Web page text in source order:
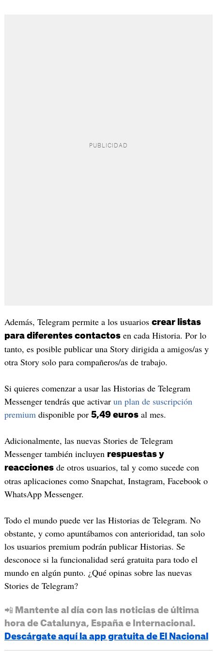
Además, Telegram permite a los usuarios crear listas
para diferentes contactosen cada Historia. Por lo
tanto, es posible publicar una Story dirigida a amigos/as y
otra Story solo para compañeros/as de trabajo.
Si quieres comenzar a usar las Historias de Telegram
Messenger tendrás que activar un plan de suscripción
premium disponible por 5,49 eurosal mes.
Adicionalmente, las nuevas Stories de Telegram
Messenger también incluyen respuestas y
reaccionesde otros usuarios, tal y como sucede con
otras aplicaciones como Snapchat, Instagram, Facebook o
WhatsApp Messenger.
Todo el mundo puede ver las Historias de Telegram. No
obstante, y como apuntábamos con anterioridad, tan solo
los usuarios premium podrán publicar Historias. Se
desconoce si la funcionalidad será gratuita para todo el
mundo en algún punto. ¿Qué opinas sobre las nuevas
Stories de Telegram?
📲 Mantente al día con las noticias de última
hora de Catalunya, España e Internacional.
Descárgate aquí la app gratuita de El Nacional